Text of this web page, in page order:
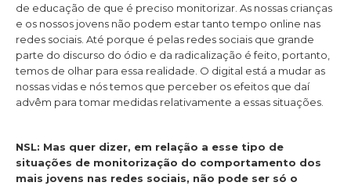
de educação de que é preciso monitorizar. As nossas crianças
e os nossos jovens não podem estar tanto tempo online nas
redes sociais. Até porque é pelas redes sociais que grande
parte do discurso do ódio e da radicalização é feito, portanto,
temos de olhar para essa realidade. O digital está a mudar as
nossas vidas e nós temos que perceber os efeitos que daí
advêm para tomar medidas relativamente a essas situações.
NSL: Mas quer dizer, em relação a esse tipo de
situações de monitorização do comportamento dos
mais jovens nas redes sociais, não pode ser só o